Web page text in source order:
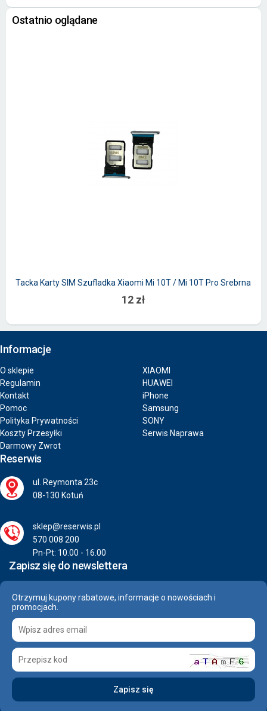
Ostatnio oglądane
Tacka Karty SIM Szufladka Xiaomi Mi 10T / Mi 10T Pro Srebrna
12 zł
Informacje
O sklepie
Regulamin
Kontakt
Pomoc
Polityka Prywatności
Koszty Przesyłki
Darmowy Zwrot
XIAOMI
HUAWEI
iPhone
Samsung
SONY
Serwis Naprawa
Reserwis
ul. Reymonta 23c
08-130 Kotuń
sklep@reserwis.pl
570 008 200
Pn-Pt: 10.00 - 16.00
Zapisz się do newslettera
Otrzymuj kupony rabatowe, informacje o nowościach i
promocjach.